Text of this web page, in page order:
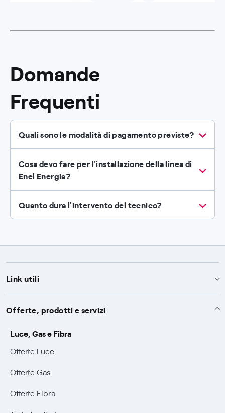
Domande
Frequenti
Quali sono le modalità di pagamento previste?
Cosa devo fare per l'installazione della linea di
Enel Energia?
Quanto dura l'intervento del tecnico?
Link utili
Assistenza
Avvisi
SOS luce e gas
Conciliazioni e risoluzione delle controversie
Negoziazione paritetica
Servizi
Servizio di salvaguardia
Servizio default di distribuzione
Tutele graduali
Collabora con noi
Sponsorizzazioni
Diventa nostro partner
Modulistica e reclami
Offerte, prodotti e servizi
Luce, Gas e Fibra
Offerte Luce
Offerte Gas
Offerte Fibra